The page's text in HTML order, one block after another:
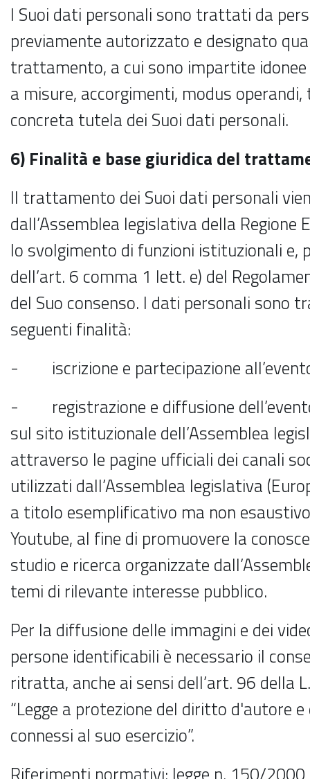
I Suoi dati personali sono trattati da
previamente autorizzato e designato
trattamento, a cui sono impartite
a misure, accorgimenti, modus
concreta tutela dei Suoi dati personali.
6) Finalità e base giuridica del
Il trattamento dei Suoi dati personali
dall’Assemblea legislativa della Regione
lo svolgimento di funzioni istituzionali e,
dell’art. 6 comma 1 lett. e) del
del Suo consenso. I dati personali sono
seguenti finalità:
- iscrizione e partecipazione
- registrazione e diffusione
sul sito istituzionale dell’Assemblea
attraverso le pagine ufficiali dei canali
utilizzati dall’Assemblea legislativa
a titolo esemplificativo ma non
Youtube, al fine di promuovere la
studio e ricerca organizzate
temi di rilevante interesse pubblico.
Per la diffusione delle immagini e dei
persone identificabili è necessario il
ritratta, anche ai sensi dell’art. 96 della
“Legge a protezione del diritto d'autore
connessi al suo esercizio”.